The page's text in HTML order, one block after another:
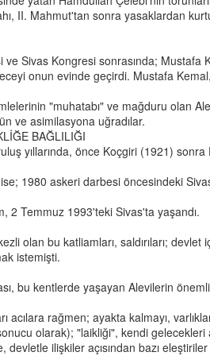
II. Mahmut'tan sonra yasaklardan
Sivas Kongresi sonrasında; Mustafa
onun evinde geçirdi. Mustafa
"muhatabı" ve mağduru olan
ve asimilasyona uğradılar.
BAĞLILIĞI
yıllarında, önce Koçgiri (1921) sonra
1980 askeri darbesi öncesindeki
2 Temmuz 1993'teki Sivas'ta yaşandı.
olan bu katliamları, saldırıları;
istemişti.
bu kentlerde yaşayan Alevilerin
acılara rağmen; ayakta kalmayı,
olarak); "laikliği", kendi gelecekleri
devletle ilişkiler açısından bazı